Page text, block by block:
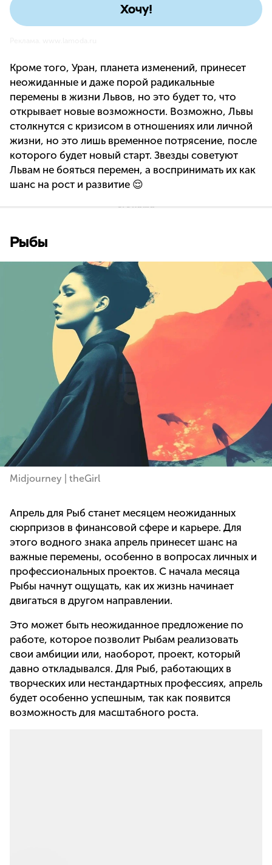
Хочу!
Кроме того, Уран, планета изменений, принесет
неожиданные и даже порой радикальные
перемены в жизни Львов, но это будет то, что
открывает новые возможности. Возможно, Львы
столкнутся с кризисом в отношениях или личной
жизни, но это лишь временное потрясение, после
которого будет новый старт. Звезды советуют
Львам не бояться перемен, а воспринимать их как
шанс на рост и развитие 😌
Рыбы
Midjourney | theGirl
Апрель для Рыб станет месяцем неожиданных
сюрпризов в финансовой сфере и карьере. Для
этого водного знака апрель принесет шанс на
важные перемены, особенно в вопросах личных и
профессиональных проектов. С начала месяца
Рыбы начнут ощущать, как их жизнь начинает
двигаться в другом направлении.
Это может быть неожиданное предложение по
работе, которое позволит Рыбам реализовать
свои амбиции или, наоборот, проект, который
давно откладывался. Для Рыб, работающих в
творческих или нестандартных профессиях, апрель
будет особенно успешным, так как появится
возможность для масштабного роста.